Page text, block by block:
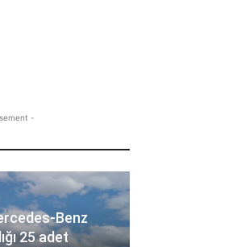
-
Benz
25 adet